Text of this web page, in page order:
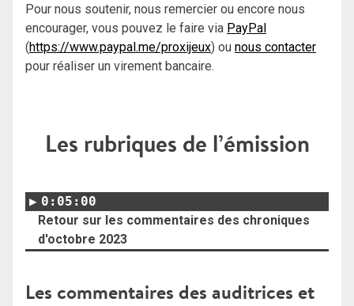
Pour nous soutenir, nous remercier ou encore nous
encourager, vous pouvez le faire via PayPal
(https://www.paypal.me/proxijeux) ou nous contacter
pour réaliser un virement bancaire.
Les rubriques de l’émission
0:05:00
Retour sur les commentaires des chroniques
d'octobre 2023
Les commentaires des auditrices et